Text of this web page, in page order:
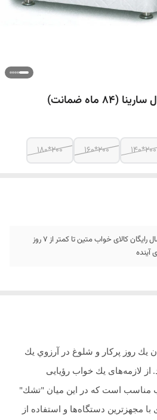
ماه ضمانت)
200*140
200*160
200*180
ارسال رایگان کالای خواب متین تا کمتر از 7 روز
آینده
يك روز پركار و شلوغ در آرزوي يك
. از لازمه‌های يك خواب رؤیایی
مناسب است كه در اين ميان "تشك"
مجهزترین دستگاه‌ها و استفاده از